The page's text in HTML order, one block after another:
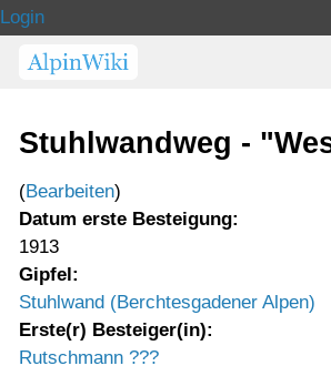
Login
Stuhlwandweg -
(Bearbeiten)
Datum erste Besteigung:
1913
Gipfel:
Stuhlwand (Berchtesgadener Alpen)
Erste(r) Besteiger(in):
Rutschmann ???